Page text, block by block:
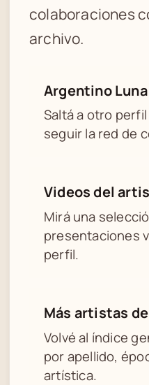
colaboraciones
archivo.
Argentino Luna
Saltá a otro
seguir la red de
Videos del
Mirá una
presentaciones
perfil.
Más artistas
Volvé al índice
por apellido,
artística.